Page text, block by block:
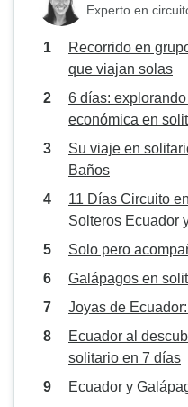
Experto en
Recorrido en
que viajan solas
6 días:
económica en
Su viaje en
Baños
11 Días Circuito
Solteros Ecuador
Solo pero
Galápagos en
Joyas de
Ecuador al
solitario en 7 días
Ecuador y